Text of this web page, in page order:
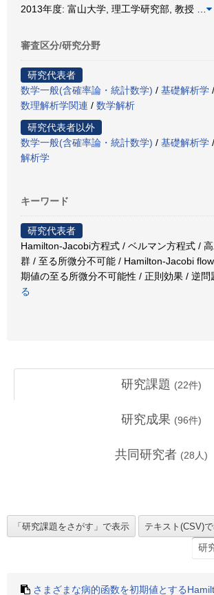
2013年度: 富山大学, 理工学研究部, 教授
審査区分/研究分野
研究代表者
数学一般(含確率論・統計数学) / 基礎解析学 /
数理解析学関連 / 数学解析
研究代表者以外
数学一般(含確率論・統計数学) / 基礎解析学 /
解析学
キーワード
研究代表者
Hamilton-Jacobi方程式 / ベルマン方程式 /
群 / 至る所微分不可能 / Hamilton-Jacobi
期値の至る所微分不可能性 / 正則効果 / 逆問
る
研究課題 (22件)
研究成果 (96件)
共同研究者 (28 人)
さまざまな病的函数を初期値とする